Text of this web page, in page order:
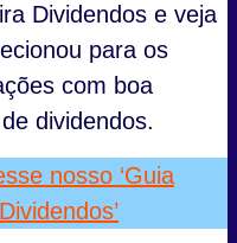
Dividendos e veja
para os
com boa
dividendos.
nosso ‘Guia